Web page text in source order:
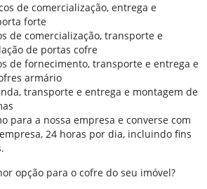
de comercialização, entrega e
forte
de comercialização, transporte e
de portas cofre
de fornecimento, transporte e entrega e
armário
transporte e entrega e montagem de
para a nossa empresa e converse com
24 horas por dia, incluindo fins
opção para o cofre do seu imóvel?